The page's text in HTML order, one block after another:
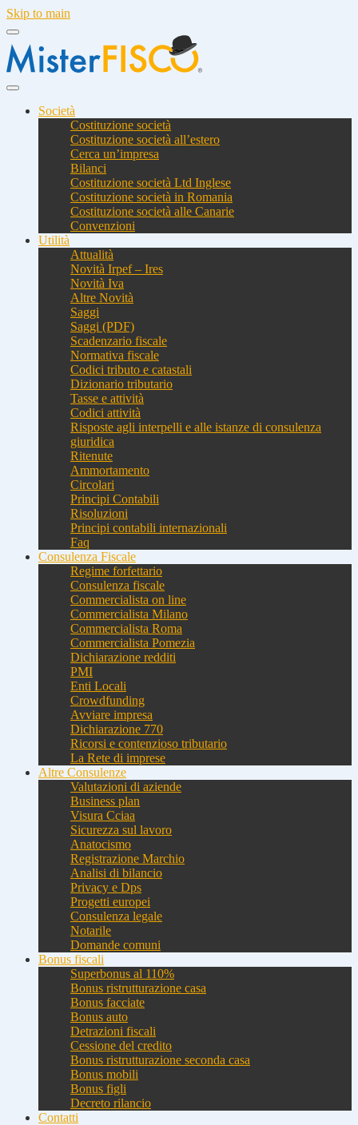
Skip to main
Società
Costituzione società
Costituzione società all’estero
Cerca un’impresa
Bilanci
Costituzione società Ltd Inglese
Costituzione società in Romania
Costituzione società alle Canarie
Convenzioni
Utilità
Attualità
Novità Irpef – Ires
Novità Iva
Altre Novità
Saggi
Saggi (PDF)
Scadenzario fiscale
Normativa fiscale
Codici tributo e catastali
Dizionario tributario
Tasse e attività
Codici attività
Risposte agli interpelli e alle istanze di consulenza
giuridica
Ritenute
Ammortamento
Circolari
Principi Contabili
Risoluzioni
Principi contabili internazionali
Faq
Consulenza Fiscale
Regime forfettario
Consulenza fiscale
Commercialista on line
Commercialista Milano
Commercialista Roma
Commercialista Pomezia
Dichiarazione redditi
PMI
Enti Locali
Crowdfunding
Avviare impresa
Dichiarazione 770
Ricorsi e contenzioso tributario
La Rete di imprese
Altre Consulenze
Valutazioni di aziende
Business plan
Visura Cciaa
Sicurezza sul lavoro
Anatocismo
Registrazione Marchio
Analisi di bilancio
Privacy e Dps
Progetti europei
Consulenza legale
Notarile
Domande comuni
Bonus fiscali
Superbonus al 110%
Bonus ristrutturazione casa
Bonus facciate
Bonus auto
Detrazioni fiscali
Cessione del credito
Bonus ristrutturazione seconda casa
Bonus mobili
Bonus figli
Decreto rilancio
Contatti